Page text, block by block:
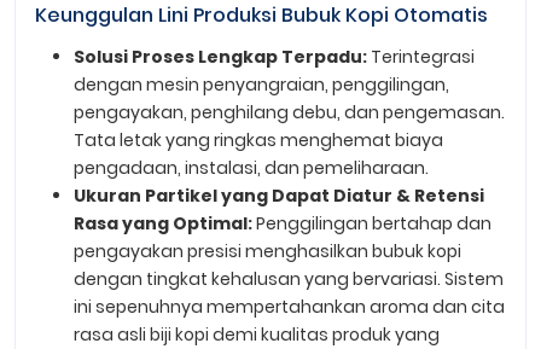
Keunggulan Lini Produksi Bubuk Kopi Otomatis
Solusi Proses Lengkap Terpadu: Terintegrasi
dengan mesin penyangraian, penggilingan,
pengayakan, penghilang debu, dan pengemasan.
Tata letak yang ringkas menghemat biaya
pengadaan, instalasi, dan pemeliharaan.
Ukuran Partikel yang Dapat Diatur & Retensi
Rasa yang Optimal:Penggilingan bertahap dan
pengayakan presisi menghasilkan bubuk kopi
dengan tingkat kehalusan yang bervariasi. Sistem
ini sepenuhnya mempertahankan aroma dan cita
rasa asli biji kopi demi kualitas produk yang